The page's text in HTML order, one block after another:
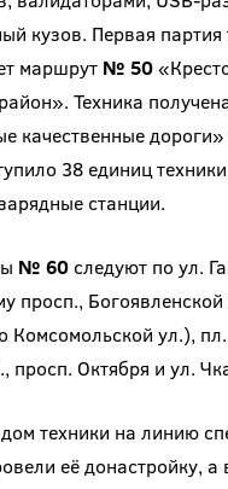
кузов. Первая
маршрут № 50
Техника
качественные
38 единиц
станции.
№ 60следуют по ул.
просп.,
Комсомольской ул.),
просп. Октября и ул.
техники на линию
её донастройку, а